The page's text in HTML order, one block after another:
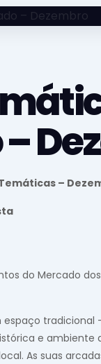
–
do Mercado
espaço
e ambiente
As suas